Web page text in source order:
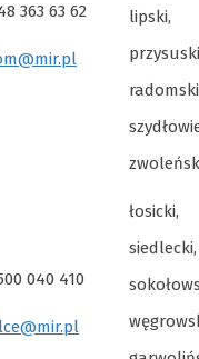
363 63 62
lipski,
040 410
łosicki,
siedlecki,